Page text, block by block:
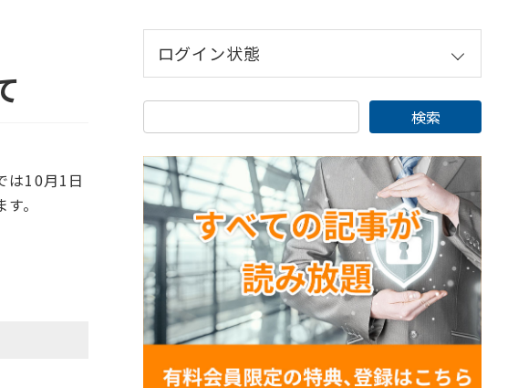
は10月1日
。
ログイン状態